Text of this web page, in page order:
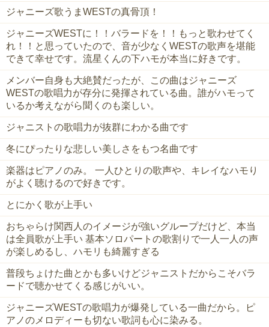
ジャニーズ歌うまWESTの真骨頂！
ジャニーズWESTに！！バラードを！！もっと歌わせてく
れ！！と思っていたので、音が少なくWESTの歌声を堪能
できて幸せです。流星くんの下ハモが本当に好きです。
メンバー自身も大絶賛だったが、この曲はジャニーズ
WESTの歌唱力が存分に発揮されている曲。誰がハモって
いるか考えながら聞くのも楽しい。
ジャニストの歌唱力が抜群にわかる曲です
冬にぴったりな悲しい美しさをもつ名曲です
楽器はピアノのみ。 一人ひとりの歌声や、キレイなハモり
がよく聴けるので好きです。
とにかく歌が上手い
おちゃらけ関西人のイメージが強いグループだけど、本当
は全員歌が上手い 基本ソロパートの歌割りで一人一人の声
が楽しめるし、ハモリも綺麗すぎる
普段ちょけた曲とかも多いけどジャニストだからこそバラ
ードで聴かせてくる感じがいい。
ジャニーズWESTの歌唱力が爆発している一曲だから。ピ
アノのメロディーも切ない歌詞も心に染みる。